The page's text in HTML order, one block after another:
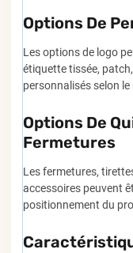
Options De
Les options de logo
étiquette tissée,
personnalisés selon
Options De
Fermetures
Les fermetures,
accessoires peuvent
positionnement du